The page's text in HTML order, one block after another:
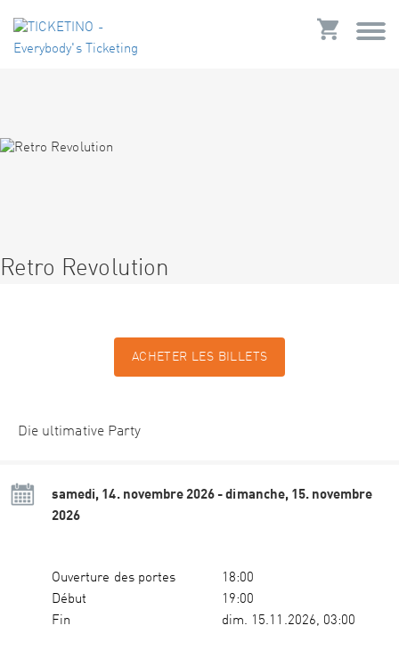
Retro Revolution
ACHETER LES BILLETS
Die ultimative Party
samedi, 14. novembre 2026 - dimanche, 15. novembre
2026
Ouverture des portes
18:00
Début
19:00
Fin
dim. 15.11.2026, 03:00